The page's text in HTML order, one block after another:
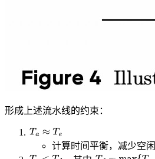
形成上述流水线的约束：
Ta ≈T e
计算时间平衡，减少空闲